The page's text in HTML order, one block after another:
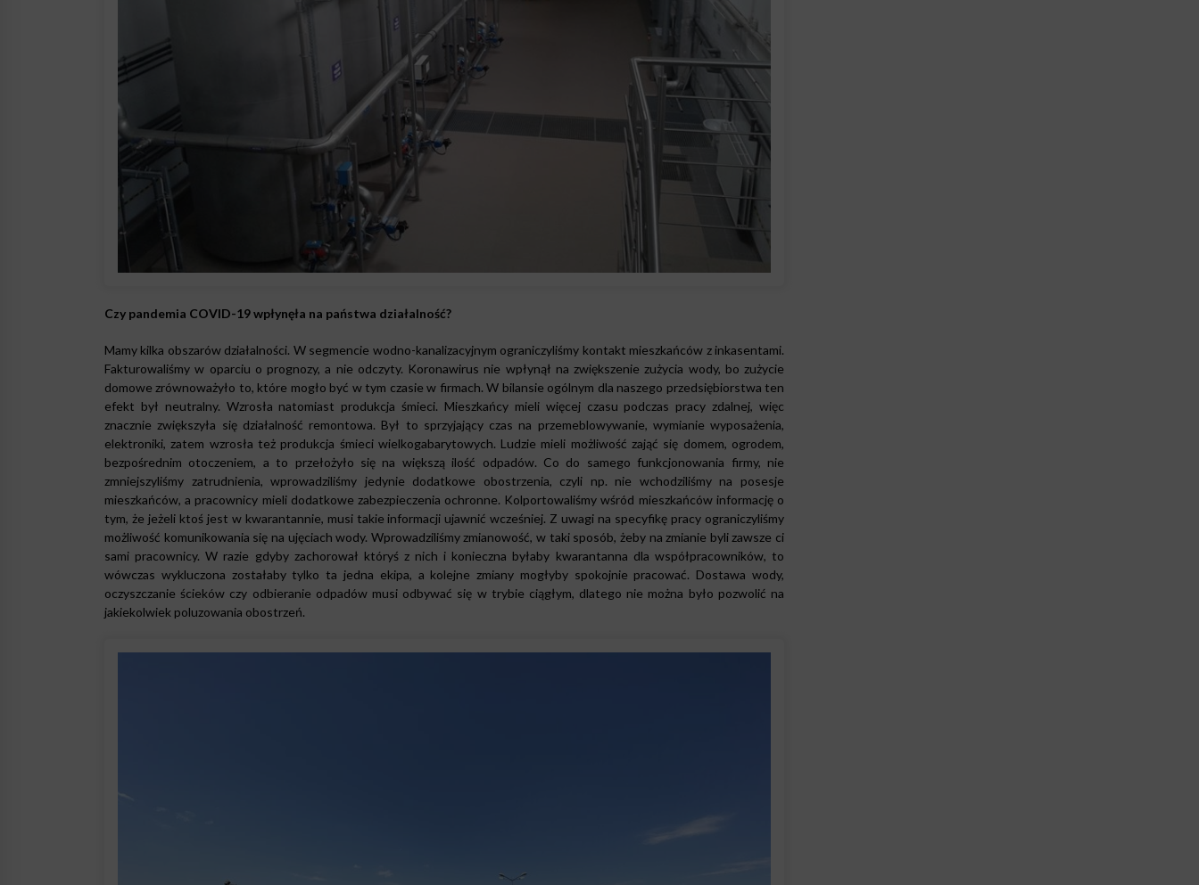
Czy pandemia COVID-19 wpłynęła na państwa działalność?
Mamy kilka obszarów działalności. W segmencie wodno-kanalizacyjnym ograniczyliśmy kontakt mieszkańców z inkasentami.
Fakturowaliśmy w oparciu o prognozy, a nie odczyty. Koronawirus nie wpłynął na zwiększenie zużycia wody, bo zużycie
domowe zrównoważyło to, które mogło być w tym czasie w firmach. W bilansie ogólnym dla naszego przedsiębiorstwa ten
efekt był neutralny. Wzrosła natomiast produkcja śmieci. Mieszkańcy mieli więcej czasu podczas pracy zdalnej, więc
znacznie zwiększyła się działalność remontowa. Był to sprzyjający czas na przemeblowywanie, wymianie wyposażenia,
elektroniki, zatem wzrosła też produkcja śmieci wielkogabarytowych. Ludzie mieli możliwość zająć się domem, ogrodem,
bezpośrednim otoczeniem, a to przełożyło się na większą ilość odpadów. Co do samego funkcjonowania firmy, nie
zmniejszyliśmy zatrudnienia, wprowadziliśmy jedynie dodatkowe obostrzenia, czyli np. nie wchodziliśmy na posesje
mieszkańców, a pracownicy mieli dodatkowe zabezpieczenia ochronne. Kolportowaliśmy wśród mieszkańców informację o
tym, że jeżeli ktoś jest w kwarantannie, musi takie informacji ujawnić wcześniej. Z uwagi na specyfikę pracy ograniczyliśmy
możliwość komunikowania się na ujęciach wody. Wprowadziliśmy zmianowość, w taki sposób, żeby na zmianie byli zawsze ci
sami pracownicy. W razie gdyby zachorował któryś z nich i konieczna byłaby kwarantanna dla współpracowników, to
wówczas wykluczona zostałaby tylko ta jedna ekipa, a kolejne zmiany mogłyby spokojnie pracować. Dostawa wody,
oczyszczanie ścieków czy odbieranie odpadów musi odbywać się w trybie ciągłym, dlatego nie można było pozwolić na
jakiekolwiek poluzowania obostrzeń.